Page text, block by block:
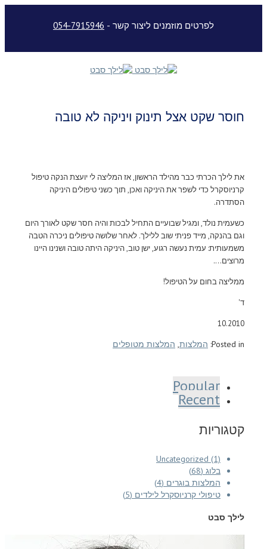
לפרטים מוזמנים ליצור קשר - 054-7915946
חוסר שקט אצל תינוק ויניקה לא טובה
את לילך הכרתי כבר מהילד הראשון, אז המליצה לי יועצת הנקה טיפול
קרניוסקרל כדי לשפר את היניקה ואכן, תוך כשני טיפולים היניקה
הסתדרה.
כשעמית נולד, ומגיל שבועיים התחיל לבכות והיה חסר שקט לאורך היום
וגם בהנקה, מייד פניתי שוב ללילך. לאחר שלושה טיפולים ניכרה הטבה
משמעותית: עמית נעשה רגוע, ישן טוב, היניקה היתה טובה ושנינו היינו
מרוצים….
ממליצה בחום על הטיפול!
ד'
10.2010
Posted in: המלצות, המלצות מטופלים
Popular
Recent
קטגוריות
Uncategorized (1)
בלוג (68)
המלצות בוגרים (4)
טיפולי קרניוסקרל לילדים (5)
לילך סבט